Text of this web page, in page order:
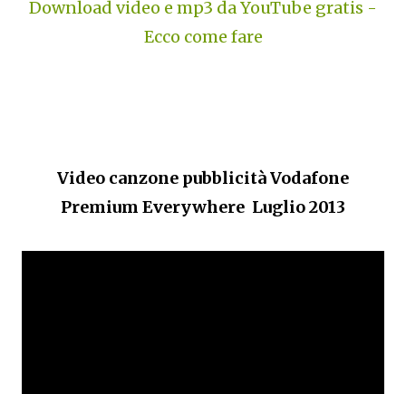
Download video e mp3 da YouTube gratis -
Ecco come fare
Video canzone pubblicità Vodafone
Premium Everywhere Luglio 2013